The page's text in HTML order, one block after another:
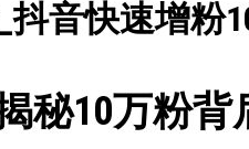
音快速增粉
秘10万粉